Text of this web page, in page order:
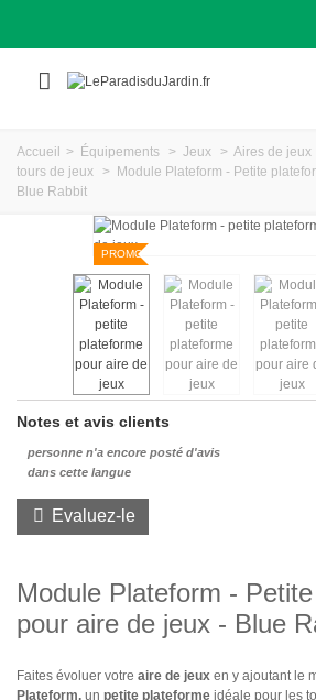
Accueil > Équipements > Jeux > Aires de jeux
tours de jeux
> Module Plateform - Petite
Blue Rabbit
PROMO
Notes et avis clients
personne n'a encore posté d'avis
dans cette langue
Evaluez-le
Module Plateform -
pour aire de jeux - Blue
Faites évoluer votre aire de jeux en y ajoutant le
Plateform, un petite plateforme idéale pour les